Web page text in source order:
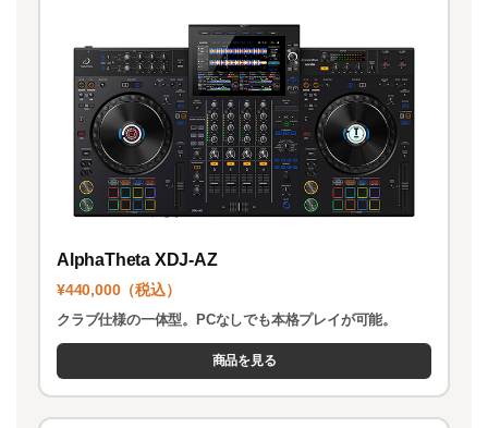
AlphaTheta XDJ-AZ
¥440,000（税込）
クラブ仕様の一体型。PCなしでも本格プレイが可能。
商品を見る